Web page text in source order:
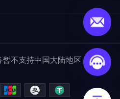
不支持中国大陆地区，敬请